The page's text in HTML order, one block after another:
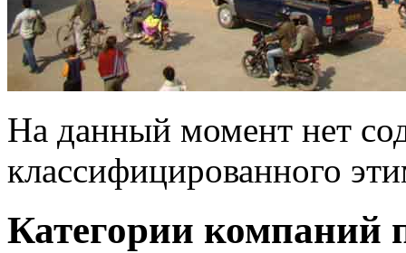
На данный момент нет
классифицированного
Категории компаний